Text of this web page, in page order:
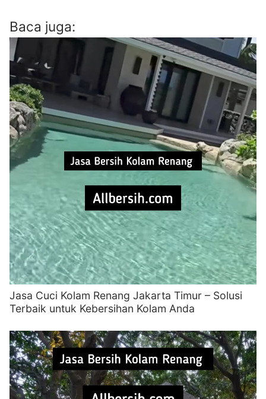
Baca juga:
Jasa Cuci Kolam Renang Jakarta Timur – Solusi
Terbaik untuk Kebersihan Kolam Anda